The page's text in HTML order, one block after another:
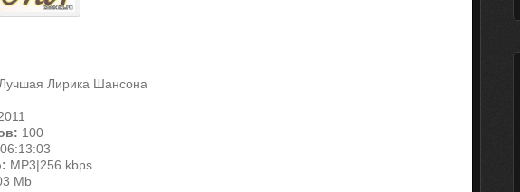
Лучшая Лирика Шансона
100
06:13:03
МP3|256 kbps
Mb